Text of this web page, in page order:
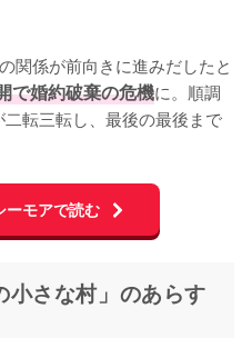
関係が前向きに進みだしたと
で婚約破棄の危機に。順調
転三転し、最後の最後まで
ーモアで読む
小さな村」のあらす